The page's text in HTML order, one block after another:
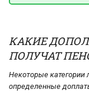
КАКИЕ
ПОЛУЧАТ
Некоторые категории
определенные